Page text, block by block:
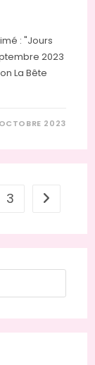
: "Jours
2023
La Bête
2023
3 Aller à la